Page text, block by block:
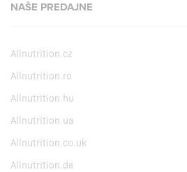
NAŠE PREDAJNE
Allnutrition.cz
Allnutrition.ro
Allnutrition.hu
Allnutrition.ua
Allnutrition.co.uk
Allnutrition.de